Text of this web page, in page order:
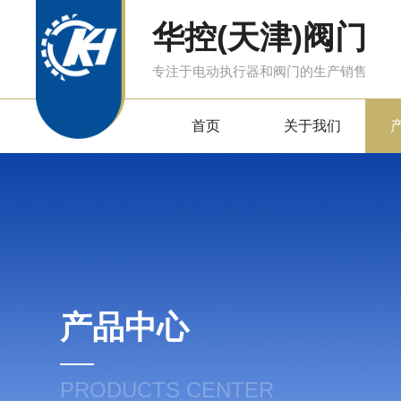
华控(天津)阀门
专注于电动执行器和阀门的生产销售
首页 关于我们
产品中心
PRODUCTS CENTER